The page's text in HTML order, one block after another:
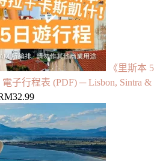
《里斯本 5
子行程表 (PDF) ─ Lisbon, Sintra &
32.99